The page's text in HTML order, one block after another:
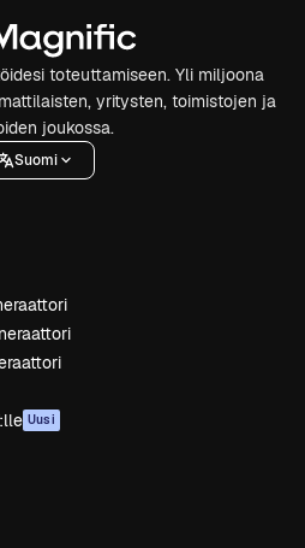
toteuttamiseen. Yli miljoona
yritysten, toimistojen ja
joukossa.
Suomi
Uusi